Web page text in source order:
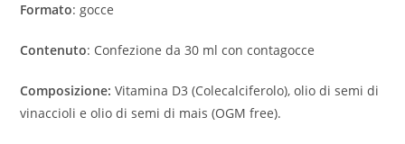
Formato: gocce
Contenuto: Confezione da 30 ml con contagocce
Composizione:Vitamina D3 (Colecalciferolo), olio di semi di
vinaccioli e olio di semi di mais (OGM free).